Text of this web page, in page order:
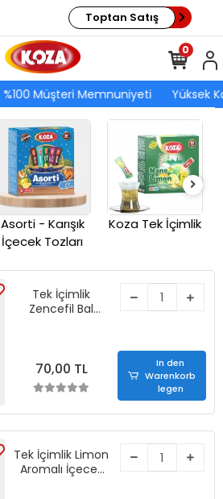
%100 Müşteri Memnuniyeti Yüksek
Toptan Satış
0
Asorti - Karışık
İçecek Tozları
Koza Tek İçimlik
Tek İçimlik
Zencefil Bal
70,00 TL
In den
Warenkorb
legen
Tek İçimlik Limon
Aromalı İçecek